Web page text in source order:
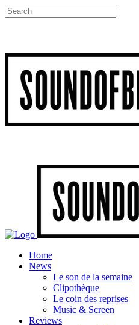
Home
News
Le son de la semaine
Clipothèque
Le coin des reprises
Music & Screen
Reviews